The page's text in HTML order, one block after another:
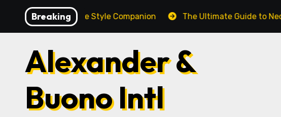
content
Breaking
A Complete Style Companion The Ultimate Guide to Necklaces
Alexander &
Buono Intl